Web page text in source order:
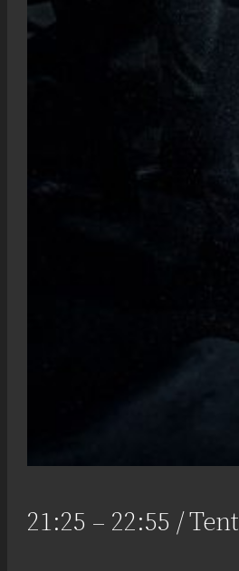
21:25 – 22:55 / Tent